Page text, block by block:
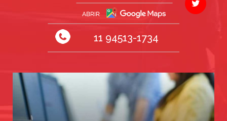
11 94513-1734